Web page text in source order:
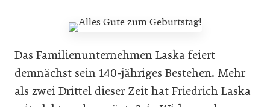
Das Familienunternehmen Laska feiert
demnächst sein 140-jähriges Bestehen. Mehr
als zwei Drittel dieser Zeit hat Friedrich Laska